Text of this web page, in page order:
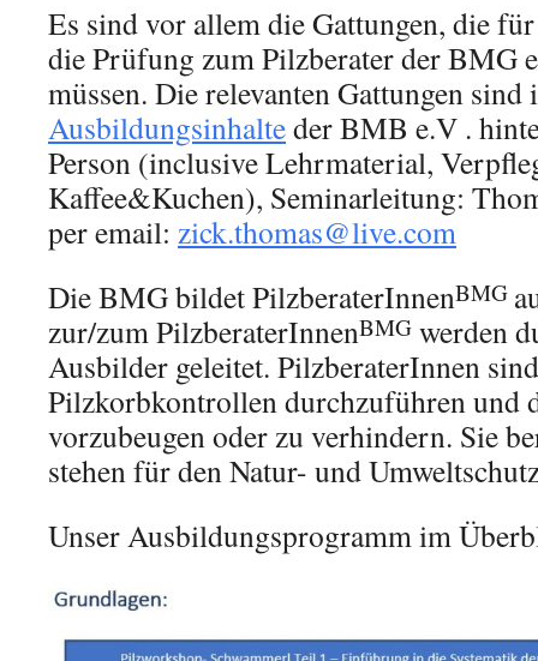
Es sind vor allem die Gattungen, die
die Prüfung zum Pilzberater der BMG
müssen. Die relevanten Gattungen sind
Ausbildungsinhalteder BMB e.V .
Person (inclusive Lehrmaterial,
Kaffee&Kuchen), Seminarleitung:
per email: zick.thomas@live.com
Die BMG bildet PilzberaterInnenBMG
zur/zum PilzberaterInnenBMG werden
Ausbilder geleitet. PilzberaterInnen
Pilzkorbkontrollen durchzuführen und
vorzubeugen oder zu verhindern. Sie
stehen für den Natur- und
Unser Ausbildungsprogramm im